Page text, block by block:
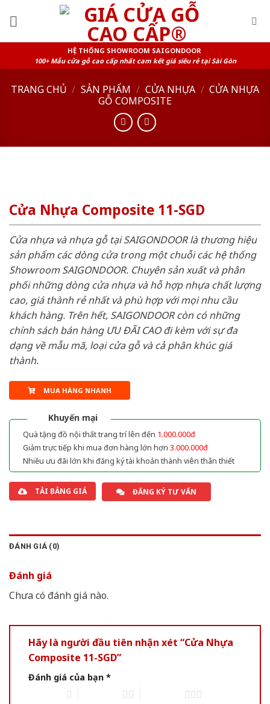
HỆ THỐNG SHOWROOM SAIGONDOOR
100+ Mẫu cửa gỗ cao cấp nhất cam kết giá siêu rẻ tại Sài Gòn
TRANG CHỦ / SẢN PHẨM / CỬA NHỰA / CỬA NHỰA
GỖ COMPOSITE
Cửa Nhựa Composite 11-SGD
Cửa nhựa và nhựa gỗ tại SAIGONDOOR là thương hiệu
sản phẩm các dòng cửa trong một chuỗi các hệ thống
Showroom SAIGONDOOR. Chuyên sản xuất và phân
phối những dòng cửa nhựa và hỗ hợp nhựa chất lượng
cao, giá thành rẻ nhất và phù hợp với mọi nhu cầu
khách hàng. Trên hết, SAIGONDOOR còn có những
chính sách bán hàng ƯU ĐÃI CAO đi kèm với sự đa
dạng về mẫu mã, loại cửa gỗ và cả phân khúc giá
thành.
MUA HÀNG NHANH
Khuyến mại
Quà tặng đồ nội thất trang trí lên đến 1.000.000đ
Giảm trực tiếp khi mua đơn hàng lớn hơn 3.000.000đ
Nhiều ưu đãi lớn khi đăng ký tài khoản thành viên thân thiết
TẢI BẢNG GIÁ ĐĂNG KÝ TƯ VẤN
ĐÁNH GIÁ (0)
Đánh giá
Chưa có đánh giá nào.
Hãy là người đầu tiên nhận xét “Cửa Nhựa
Composite 11-SGD”
Đánh giá của bạn *